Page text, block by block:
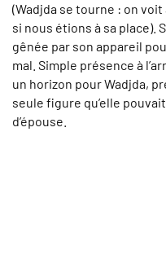
(Wadjda se tourne : on
si nous étions à sa place).
gênée par son appareil
mal. Simple présence à
un horizon pour Wadjda,
seule figure qu’elle
d’épouse.